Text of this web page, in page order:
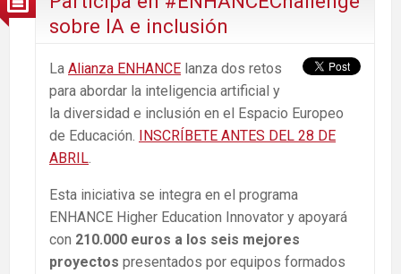
sobre IA e inclusión
La Alianza ENHANCE lanza dos retos
para abordar la inteligencia artificial y
la diversidad e inclusión en el Espacio Europeo
de Educación. INSCRÍBETE ANTES DEL 28 DE
ABRIL.
Esta iniciativa se integra en el programa
ENHANCE Higher Education Innovator y apoyará
con 210.000 euros a los seis mejores
proyectos presentados por equipos formados